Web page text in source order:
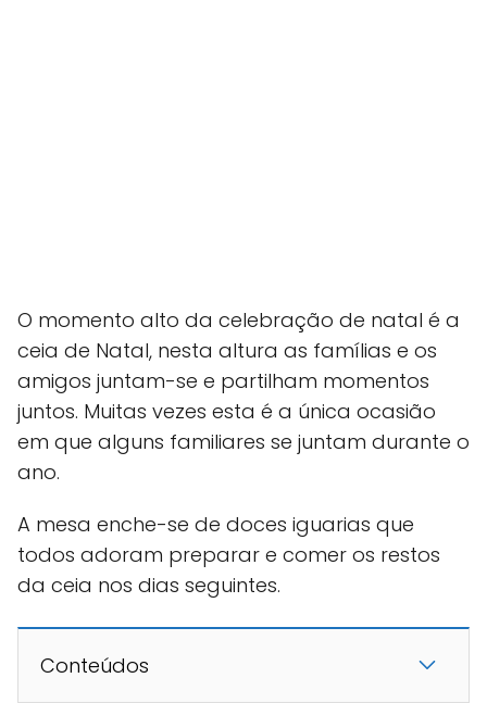
O momento alto da celebração de natal é a
ceia de Natal, nesta altura as famílias e os
amigos juntam-se e partilham momentos
juntos. Muitas vezes esta é a única ocasião
em que alguns familiares se juntam durante o
ano.
A mesa enche-se de doces iguarias que
todos adoram preparar e comer os restos
da ceia nos dias seguintes.
Conteúdos